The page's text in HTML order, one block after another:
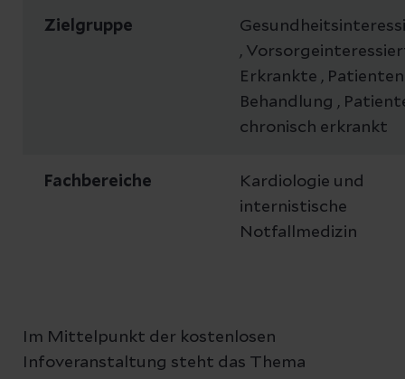
Zielgruppe
,
Erkrankte ,
Behandlung ,
chronisch erkrankt
Fachbereiche
Kardiologie und
internistische
Notfallmedizin
Im Mittelpunkt der kostenlosen
Infoveranstaltung steht das Thema